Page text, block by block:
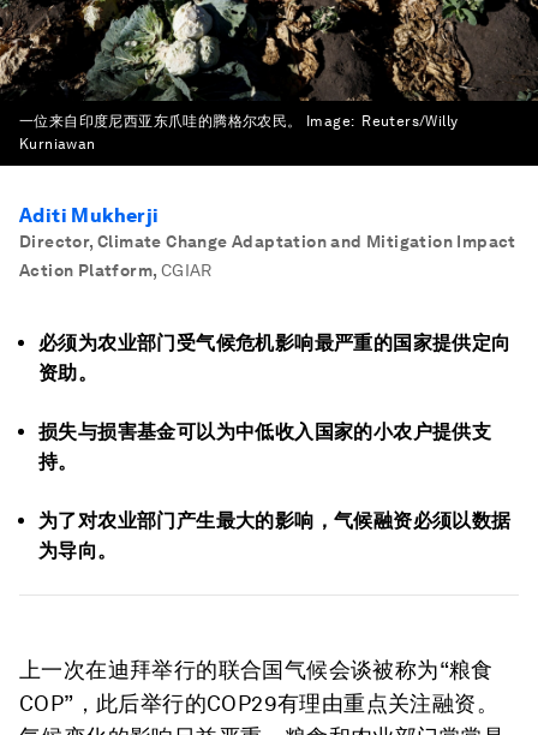
一位来自印度尼西亚东爪哇的腾格尔农民。 Image: Reuters/Willy
Kurniawan
Aditi Mukherji
Director, Climate Change Adaptation and Mitigation Impact
Action Platform, CGIAR
必须为农业部门受气候危机影响最严重的国家提供定向
资助。
损失与损害基金可以为中低收入国家的小农户提供支
持。
为了对农业部门产生最大的影响，气候融资必须以数据
为导向。
上一次在迪拜举行的联合国气候会谈被称为“粮食
COP”，此后举行的COP29有理由重点关注融资。